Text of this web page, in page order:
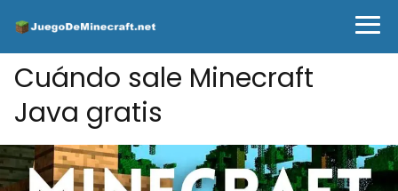
Cuándo sale Minecraft
Java gratis